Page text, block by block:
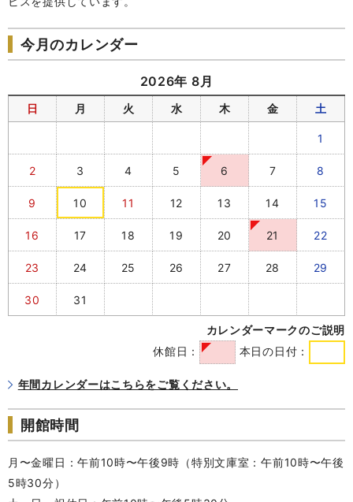
今月のカレンダー
2026年 8月
日 月 火 水 木 金 土
1
2 3 4 5 6 7 8
9 10 11 12 13 14 15
16 17 18 19 20 21 22
23 24 25 26 27 28 29
30 31
カレンダーマークのご説明
休館日：
本日の日付：
年間カレンダーはこちらをご覧ください。
開館時間
月〜金曜日：午前10時〜午後9時（特別文庫室：午前10時〜午後
5時30分）